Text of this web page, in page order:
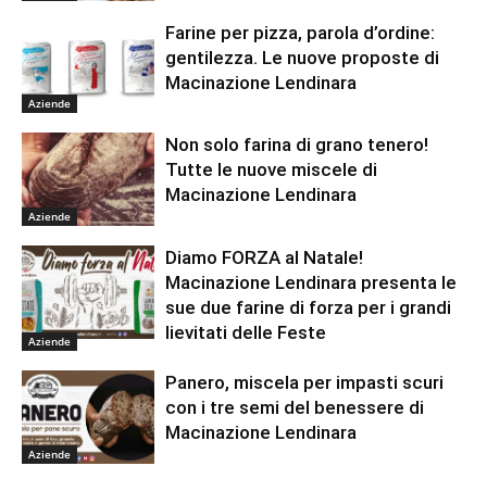
Aziende
Farine per pizza, parola d’ordine:
gentilezza. Le nuove proposte di
Macinazione Lendinara
Aziende
Non solo farina di grano tenero!
Tutte le nuove miscele di
Macinazione Lendinara
Aziende
Diamo FORZA al Natale!
Macinazione Lendinara presenta le
sue due farine di forza per i grandi
lievitati delle Feste
Aziende
Panero, miscela per impasti scuri
con i tre semi del benessere di
Macinazione Lendinara